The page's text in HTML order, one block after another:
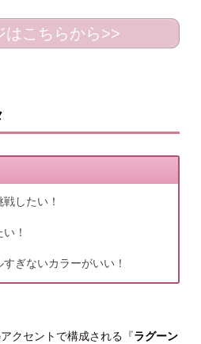
はこちらから>>
したい！
！
ぎないカラーがいい！
クセントで構成される『ラグーン